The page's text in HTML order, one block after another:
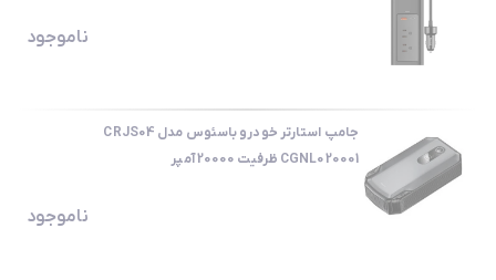
ناموجود
جامپ استارتر خودرو باسئوس مدل CRJS04
CGNL020001 ظرفیت 20000 آمپر
ناموجود